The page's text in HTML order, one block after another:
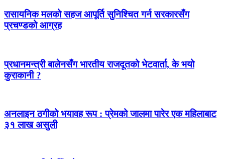
रासायनिक मलको सहज आपूर्ति सुनिश्चित गर्न सरकारसँग
प्रचण्डको आग्रह
प्रधानमन्त्री बालेनसँग भारतीय राजदूतको भेटवार्ता, के भयो
कुराकानी ?
अनलाइन ठगीको भयावह रूप : प्रेमको जालमा पारेर एक महिलाबाट
३१ लाख असुली